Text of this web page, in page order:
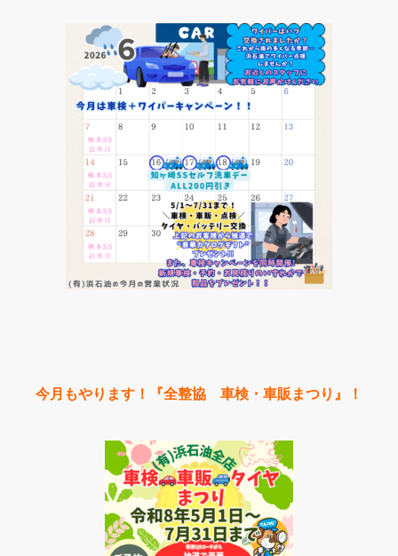
今月もやります！『全整協 車検・車販まつり』！